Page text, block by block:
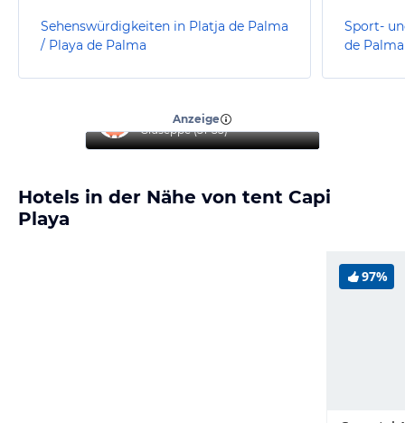
Sehenswürdigkeiten in Platja de Palma
/ Playa de Palma
Sport-
de
Anzeige
Giuseppe (51-55)
Hotels in der Nähe von tent Capi
Playa
97%